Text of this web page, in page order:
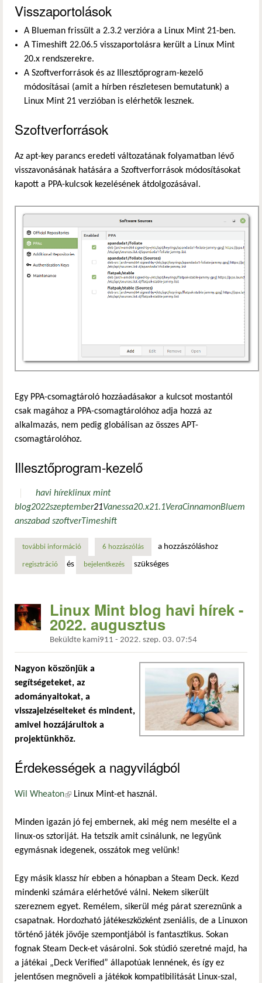
Visszaportolások
A Blueman frissült a 2.3.2 verzióra a Linux Mint 21-ben.
A Timeshift 22.06.5 visszaportolásra került a Linux Mint
20.x rendszerekre.
A Szoftverforrások és az Illesztőprogram-kezelő
módosításai (amit a hírben részletesen bemutatunk) a
Linux Mint 21 verzióban is elérhetők lesznek.
Szoftverforrások
Az apt-key parancs eredeti változatának folyamatban lévő
visszavonásának hatására a Szoftverforrások módosításokat
kapott a PPA-kulcsok kezelésének átdolgozásával.
Egy PPA-csomagtároló hozzáadásakor a kulcsot mostantól
csak magához a PPA-csomagtárolóhoz adja hozzá az
alkalmazás, nem pedig globálisan az összes APT-
csomagtárolóhoz.
Illesztőprogram-kezelő
havi híreklinux mint
blog2022szeptember21Vanessa20.x21.1VeraCinnamonBluem
anszabad szoftverTimeshift
további információlinux mint blog havi hírek - 2022. szeptember tartalommal
6 hozzászólás a hozzászóláshoz
regisztráció és bejelentkezés szükséges
Linux Mint blog havi hírek -
2022. augusztus
Beküldte kami911 - 2022. szep. 03. 07:54
Nagyon köszönjük a
segítségeteket, az
adományaitokat, a
visszajelzéseiteket és mindent,
amivel hozzájárultok a
projektünkhöz.
Érdekességek a nagyvilágból
Wil Wheaton(külső hivatkozás)
Linux Mint-et használ.
Minden igazán jó fej embernek, aki még nem mesélte el a
linux-os sztoriját. Ha tetszik amit csinálunk, ne legyünk
egymásnak idegenek, osszátok meg velünk!
Egy másik klassz hír ebben a hónapban a Steam Deck. Kezd
mindenki számára elérhetővé válni. Nekem sikerült
szereznem egyet. Remélem, sikerül még párat szereznünk a
csapatnak. Hordozható játékeszközként zseniális, de a Linuxon
történő játék jövője szempontjából is fantasztikus. Sokan
fognak Steam Deck-et vásárolni. Sok stúdió szeretné majd, ha
a játékai „Deck Verified” állapotúak lennének, és így ez
jelentősen megnöveli a játékok kompatibilitását Linux-szal,